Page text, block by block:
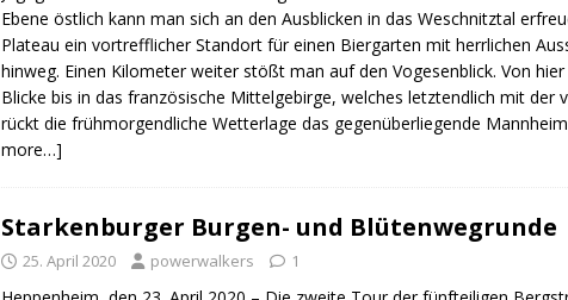
Ebene östlich kann man sich an den Ausblicken in das Weschnitztal
Plateau ein vortrefflicher Standort für einen Biergarten mit herrlichen
hinweg. Einen Kilometer weiter stößt man auf den Vogesenblick. Von
Blicke bis in das französische Mittelgebirge, welches letztendlich mit der
rückt die frühmorgendliche Wetterlage das gegenüberliegende
more…]
Starkenburger Burgen- und Blütenwegrunde
25. April 2020 powerwalkers 1